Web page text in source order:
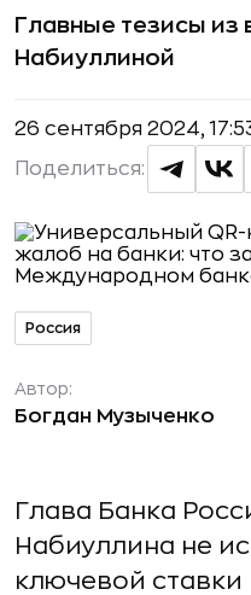
Главные тезисы из
Набиуллиной
26 сентября 2024,
Поделиться:
Россия
Автор:
Богдан Музыченко
Глава Банка
Набиуллина не
ключевой ставки